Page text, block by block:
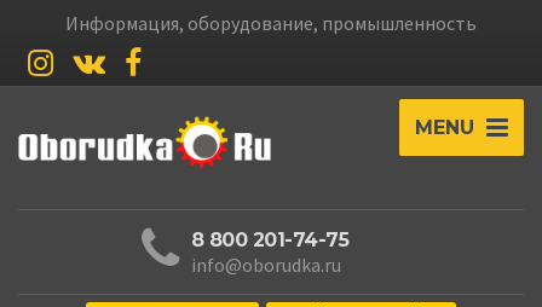
Информация, оборудование, промышленность
MENU
8 800 201-74-75
info@oborudka.ru